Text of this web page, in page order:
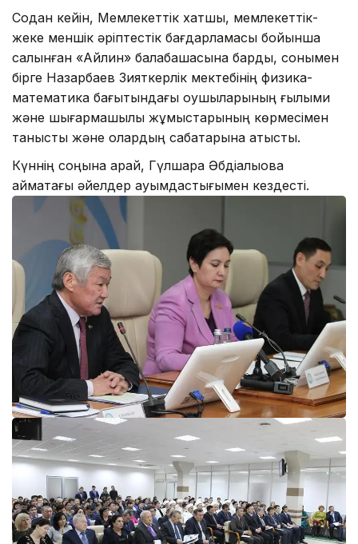
Содан кейін, Мемлекеттік хатшы, мемлекеттік-
жеке меншік әріптестік бағдарламасы бойынша
салынған «Айлин» балабақшасына барды, сонымен
бірге Назарбаев Зияткерлік мектебінің физика-
математика бағытындағы оқушыларының ғылыми
және шығармашылық жұмыстарының көрмесімен
танысты және олардың сабақтарына қатысты.
Күннің соңына қарай, Гүлшара Әбдіқалықова
аймақтағы әйелдер қауымдастығымен кездесті.